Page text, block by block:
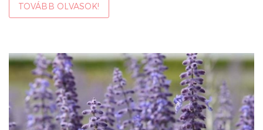
TOVÁBB OLVASOK!